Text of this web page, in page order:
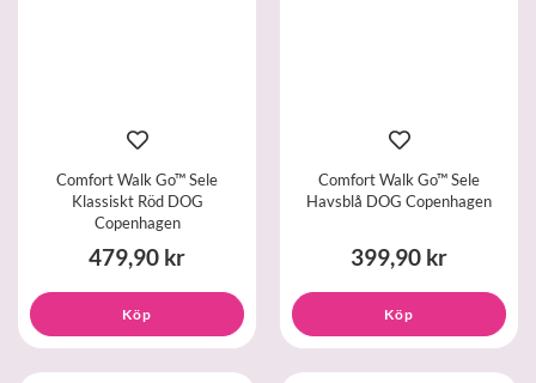
Comfort Walk Go™ Sele
Klassiskt Röd DOG
Copenhagen
479,90 kr
Köp
Comfort Walk Go™ Sele
Havsblå DOG Copenhagen
399,90 kr
Köp